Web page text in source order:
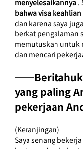
menyelesaikannya .
bahwa visa
dan karena saya
berkat pengalaman
memutuskan untuk
dan mencari
yang paling
pekerjaan
(Keranjingan)
Saya senang